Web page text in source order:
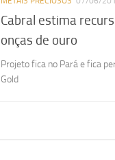
Cabral estima
onças de ouro
Projeto fica no Pará e fica
Gold